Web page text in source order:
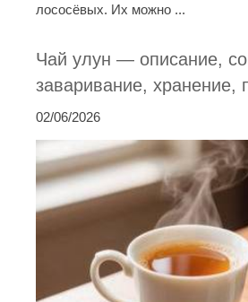
лососёвых. Их можно ...
Чай улун — описание,
заваривание, хранение,
02/06/2026